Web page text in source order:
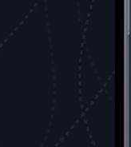
задаваемые
сети